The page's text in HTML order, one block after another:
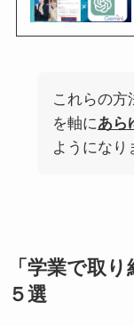
これらの方
を軸にあら
ようになり
「学業で取
５選